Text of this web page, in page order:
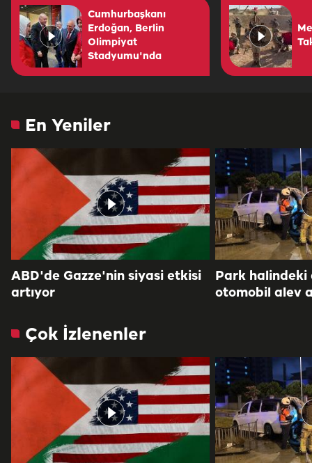
Cumhurbaşkanı
Erdoğan, Berlin
Olimpiyat
Stadyumu'nda
En Yeniler
ABD'de Gazze'nin siyasi etkisi
artıyor
Park halindeki
otomobil alev
Çok İzlenenler